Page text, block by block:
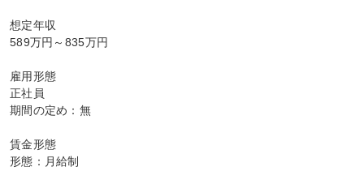
想定年収
589万円～835万円
雇用形態
正社員
期間の定め：無
賃金形態
形態：月給制